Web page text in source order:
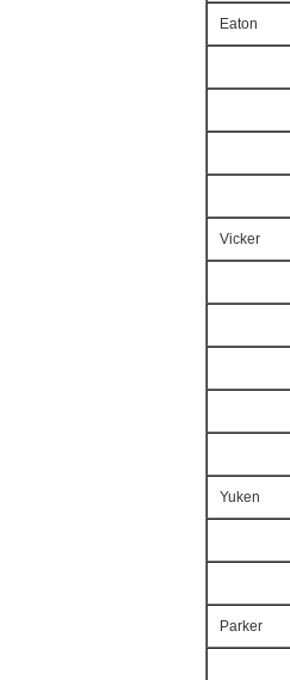
Eaton
Vicker
Yuken
Parker